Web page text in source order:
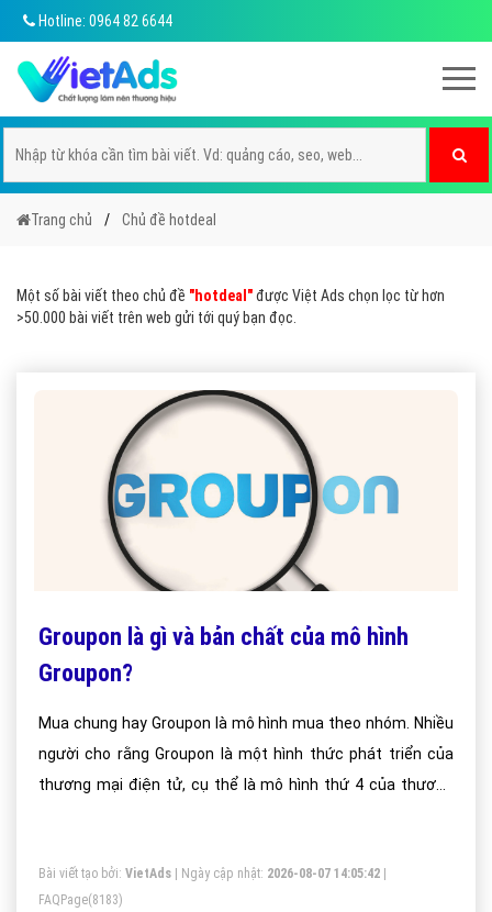
Hotline: 0964 82 6644
Trang chủ Chủ đề hotdeal
Một số bài viết theo chủ đề "hotdeal"được Việt Ads chọn lọc từ hơn
>50.000 bài viết trên web gửi tới quý bạn đọc.
Groupon là gì và bản chất của mô hình
Groupon?
Mua chung hay Groupon là mô hình mua theo nhóm. Nhiều
người cho rằng Groupon là một hình thức phát triển của
thương mại điện tử, cụ thể là mô hình thứ 4 của thương
Bài viết tạo bởi: VietAds | Ngày cập nhật: 2026-08-07 14:05:42
FAQPage(8183)